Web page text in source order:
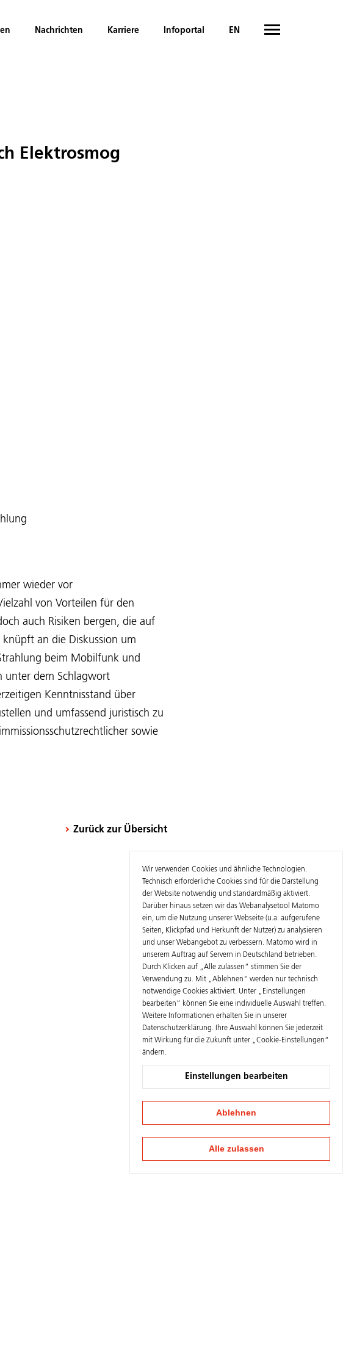
Nachrichten Karriere Infoportal EN
Elektrosmog
wieder vor
von Vorteilen für den
auch Risiken bergen, die auf
an die Diskussion um
beim Mobilfunk und
unter dem Schlagwort
Kenntnisstand über
und umfassend juristisch zu
sowie
Zurück zur Übersicht
Wir verwenden Cookies und ähnliche Technologien.
Technisch erforderliche Cookies sind für die Darstellung
der Website notwendig und standardmäßig aktiviert.
Darüber hinaus setzen wir das Webanalysetool Matomo
ein, um die Nutzung unserer Webseite (u.a. aufgerufene
Seiten, Klickpfad und Herkunft der Nutzer) zu analysieren
und unser Webangebot zu verbessern. Matomo wird in
unserem Auftrag auf Servern in Deutschland betrieben.
Durch Klicken auf „Alle zulassen“ stimmen Sie der
Verwendung zu. Mit „Ablehnen" werden nur technisch
notwendige Cookies aktiviert. Unter „Einstellungen
bearbeiten“ können Sie eine individuelle Auswahl treffen.
Weitere Informationen erhalten Sie in unserer
Datenschutzerklärung. Ihre Auswahl können Sie jederzeit
mit Wirkung für die Zukunft unter „Cookie-Einstellungen“
ändern.
Einstellungen bearbeiten
Ablehnen
Alle zulassen